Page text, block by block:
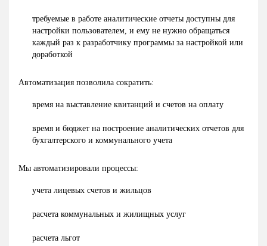
требуемые в работе аналитические отчеты доступны для
настройки пользователем, и ему не нужно обращаться
каждый раз к разработчику программы за настройкой или
доработкой
Автоматизация позволила сократить:
время на выставление квитанций и счетов на оплату
время и бюджет на построение аналитических отчетов для
бухгалтерского и коммунального учета
Мы автоматизировали процессы:
учета лицевых счетов и жильцов
расчета коммунальных и жилищных услуг
расчета льгот